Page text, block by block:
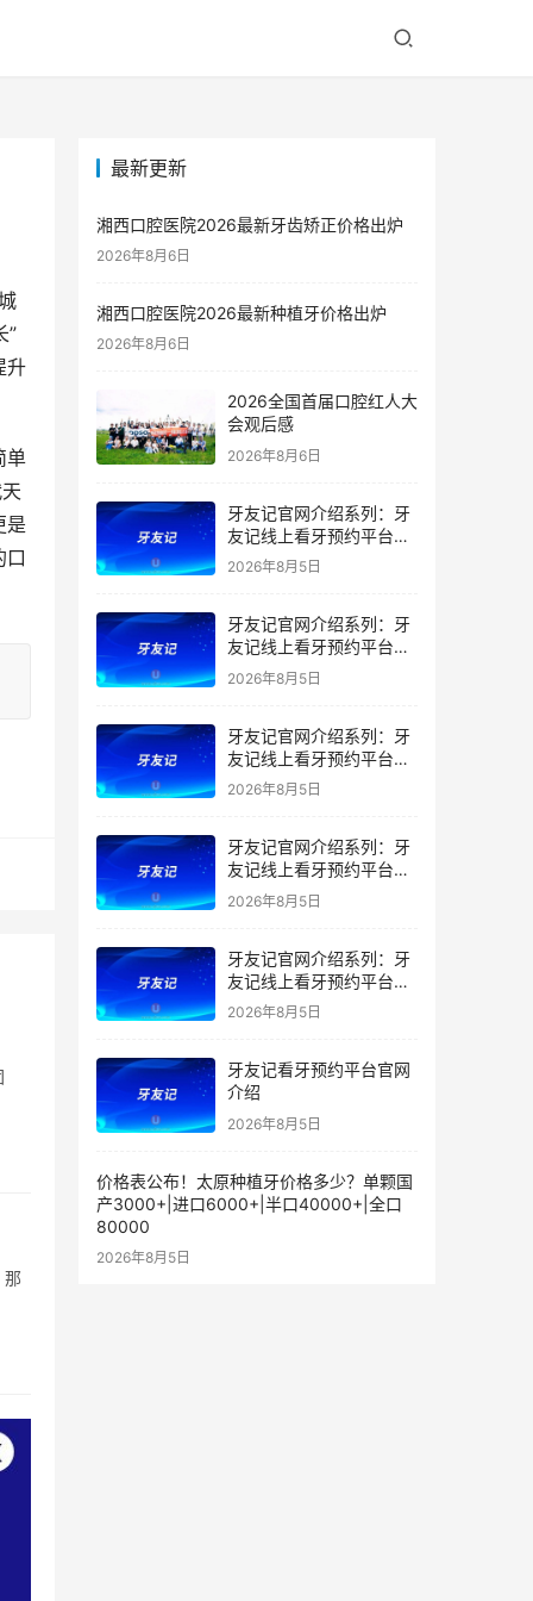
”
升
单
是
口
那
最新更新
湘西口腔医院2026最新牙齿矫正价格出炉
2026年8月6日
湘西口腔医院2026最新种植牙价格出炉
2026年8月6日
2026全国首届口腔红人大
会观后感
2026年8月6日
牙友记官网介绍系列：牙
友记线上看牙预约平台是
干什么的？靠谱吗？
2026年8月5日
牙友记官网介绍系列：牙
友记线上看牙预约平台让
看牙不再靠运气
2026年8月5日
牙友记官网介绍系列：牙
友记线上看牙预约平台打
破口腔行业专业壁垒新手
2026年8月5日
牙友记官网介绍系列：牙
友记线上看牙预约平台落
地同城就诊经验打破未知
2026年8月5日
牙友记官网介绍系列：牙
友记线上看牙预约平台的
优势在哪里？
2026年8月5日
牙友记看牙预约平台官网
介绍
2026年8月5日
价格表公布！太原种植牙价格多少？单颗国
产3000+|进口6000+|半口40000+|全口
80000
2026年8月5日